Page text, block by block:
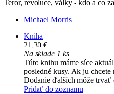
Teror, revoluce, války - kdo a co
Michael Morris
Kniha
21,30 €
Na sklade 1 ks
Túto knihu máme síce
posledné kusy. Ak ju
Dodanie ďalších môže trvať
Pridať do zoznamu